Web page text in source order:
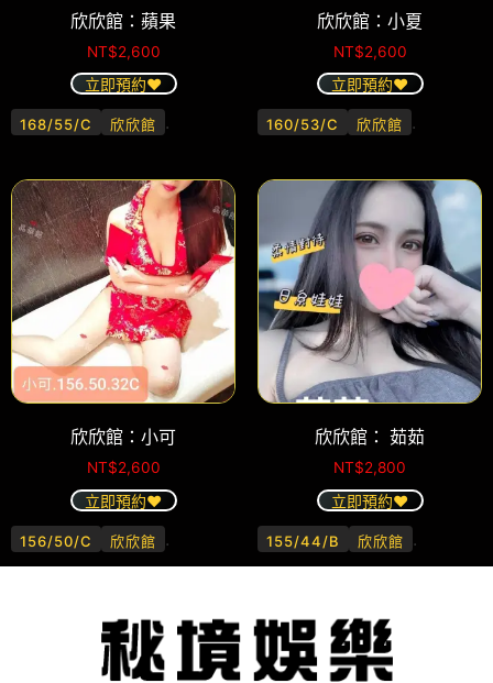
欣欣館：蘋果
NT$2,600
立即預約❤️
168/55/C 欣欣館 .
欣欣館：小夏
NT$2,600
立即預約❤️
160/53/C 欣欣館 .
欣欣館：小可
NT$2,600
立即預約❤️
156/50/C 欣欣館 .
欣欣館： 茹茹
NT$2,800
立即預約❤️
155/44/B 欣欣館 .